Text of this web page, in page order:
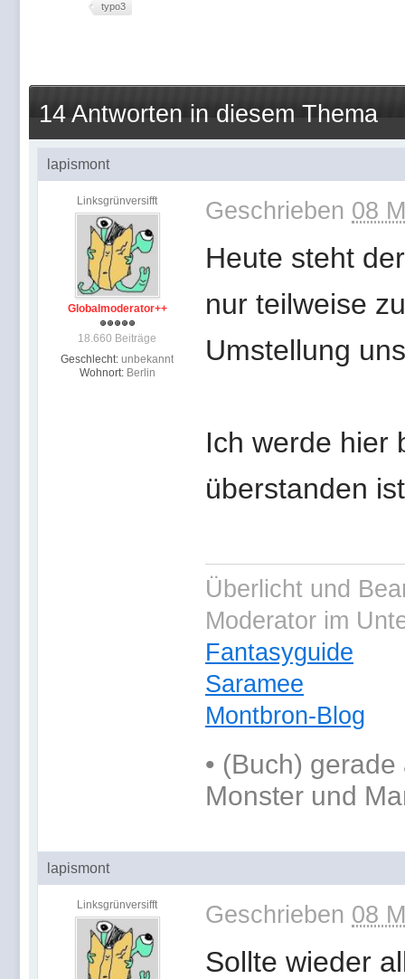
typo3
14 Antworten in diesem Thema
lapismont
Linksgrünversifft
Globalmoderator++
18.660 Beiträge
Geschlecht: unbekannt
Wohnort: Berlin
Geschrieben 08
Heute steht
nur teilweise
Umstellung
Ich werde hier
überstanden
Überlicht und
Moderator im
Fantasyguide
Saramee
Montbron-Blog
• (Buch) gerade
Monster und
lapismont
Linksgrünversifft Geschrieben 08
Sollte wieder